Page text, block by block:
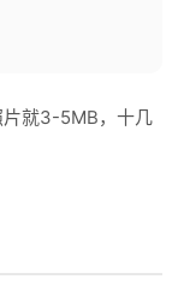
片就3-5MB，十几